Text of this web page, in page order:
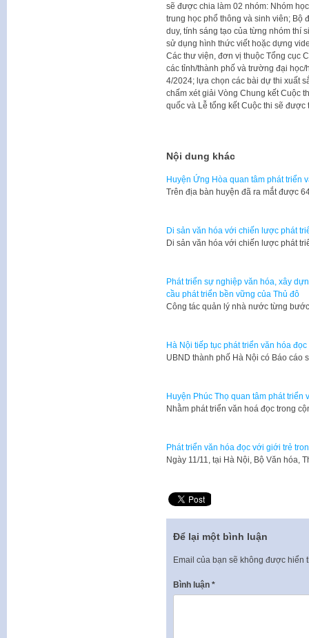
sẽ được chia làm 02 nhóm: Nhóm
trung học phổ thông và sinh viên; Bộ
duy, tính sáng tạo của từng nhóm thí
sử dụng hình thức viết hoặc dựng
Các thư viện, đơn vị thuộc Tổng cục
các tỉnh/thành phố và trường đại
4/2024; lựa chọn các bài dự thi xuất
chấm xét giải Vòng Chung kết Cuộc
quốc và Lễ tổng kết Cuộc thi sẽ
Nội dung khác
Huyện Ứng Hòa quan tâm phát triển
Trên địa bàn huyện đã ra mắt được
Di sản văn hóa với chiến lược phát
Di sản văn hóa với chiến lược phát
Phát triển sự nghiệp văn hóa, xây
cầu phát triển bền vững của Thủ đô
Công tác quản lý nhà nước từng
Hà Nội tiếp tục phát triển văn hóa
UBND thành phố Hà Nội có Báo cáo
Huyện Phúc Thọ quan tâm phát triển
Nhằm phát triển văn hoá đọc trong
Phát triển văn hóa đọc với giới trẻ
Ngày 11/11, tại Hà Nội, Bộ Văn hóa,
Để lại một bình luận
Email của bạn sẽ không được hiển
Bình luận *